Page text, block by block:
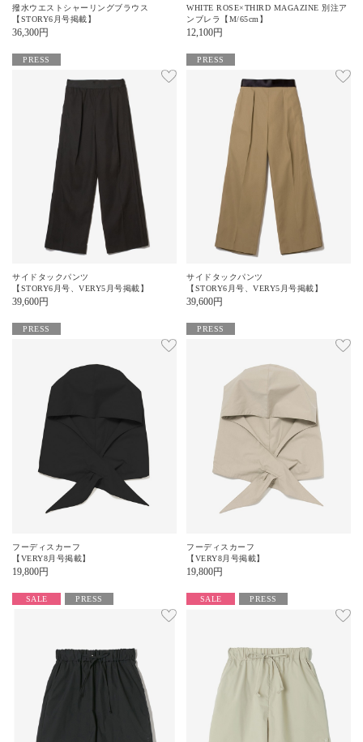
撥水ウエストシャーリングブラウス
【STORY6月号掲載】
36,300円
WHITE ROSE×THIRD MAGAZINE 別注ア
ンブレラ【M/65cm】
12,100円
PRESS
サイドタックパンツ
【STORY6月号、VERY5月号掲載】
39,600円
PRESS
サイドタックパンツ
【STORY6月号、VERY5月号掲載】
39,600円
PRESS
フーディスカーフ
【VERY8月号掲載】
19,800円
PRESS
フーディスカーフ
【VERY8月号掲載】
19,800円
SALE PRESS SALE PRESS